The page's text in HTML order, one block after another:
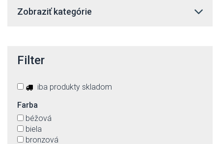
Zobraziť kategórie
Filter
iba produkty skladom
Farba
béžová
biela
bronzová